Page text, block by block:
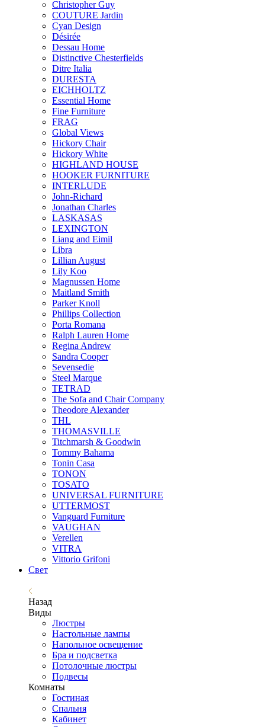
Christopher Guy
COUTURE Jardin
Cyan Design
Désirée
Dessau Home
Distinctive Chesterfields
Ditre Italia
DURESTA
EICHHOLTZ
Essential Home
Fine Furniture
FRAG
Global Views
Hickory Chair
Hickory White
HIGHLAND HOUSE
HOOKER FURNITURE
INTERLUDE
John-Richard
Jonathan Charles
LASKASAS
LEXINGTON
Liang and Eimil
Libra
Lillian August
Lily Koo
Magnussen Home
Maitland Smith
Parker Knoll
Phillips Collection
Porta Romana
Ralph Lauren Home
Regina Andrew
Sandra Cooper
Sevensedie
Steel Marque
TETRAD
The Sofa and Chair Company
Theodore Alexander
THL
THOMASVILLE
Titchmarsh & Goodwin
Tommy Bahama
Tonin Casa
TONON
TOSATO
UNIVERSAL FURNITURE
UTTERMOST
Vanguard Furniture
VAUGHAN
Verellen
VITRA
Vittorio Grifoni
Свет
Назад
Виды
Люстры
Настольные лампы
Напольное освещение
Бра и подсветка
Потолочные люстры
Подвесы
Комнаты
Гостиная
Спальня
Кабинет